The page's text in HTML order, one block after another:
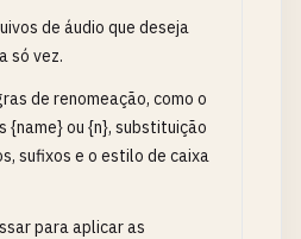
de áudio que deseja
só vez.
de renomeação, como o
{name} ou {n}, substituição
sufixos e o estilo de caixa
para aplicar as